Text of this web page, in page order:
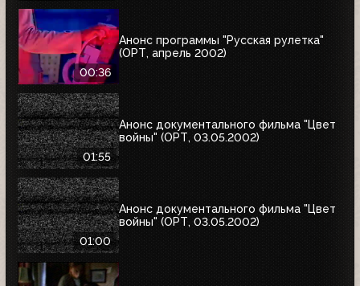
00:36
Анонс программы "Русская рулетка"
(ОРТ, апрель 2002)
01:55
Анонс документального фильма "Цвет
войны" (ОРТ, 03.05.2002)
01:00
Анонс документального фильма "Цвет
войны" (ОРТ, 03.05.2002)